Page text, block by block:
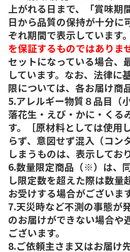
上がれる日まで、「賞味期
日から品質の保持が十分に
ぞれ期間で表示しています。
を保証するものではありま
セットになっている場合、
しています。なお、法律に
限については、各お届け商
5.アレルギー物質８品目（
落花生・えび・かに・くる
す。［原材料としては使用
らず、意図せず混入（コン
しまうものは、表示してお
6.数量限定商品（※）は、
し限定数を超えた際は数量
お受けする場合がございます
7.天災時など不測の事態が
のお届けができない場合や
ございます。
8.ご依頼主さま又はお届け